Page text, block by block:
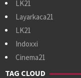
LK21
Layarkaca21
LK21
Indoxxi
Cinema21
TAG CLOUD